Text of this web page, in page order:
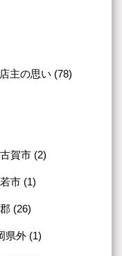
店主の思い (78)
古賀市 (2)
市 (1)
(26)
県外 (1)